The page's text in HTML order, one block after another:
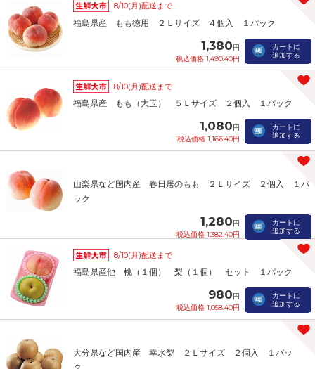
8/10(月)配送まで
福島県産 もも徳用 ２Ｌサイズ ４個入 １パック
1,380円
税込価格 1,490.40円
カートに
追加する
8/10(月)配送まで
福島県産 もも（大玉） ５Ｌサイズ ２個入 １パック
1,080円
税込価格 1,166.40円
カートに
追加する
山梨県など国内産 春日居のもも ２Ｌサイズ ２個入 １パ
ック
1,280円
税込価格 1,382.40円
カートに
追加する
8/10(月)配送まで
福島県産他 桃（１個） 梨（１個） セット １パック
980円
税込価格 1,058.40円
カートに
追加する
大分県など国内産 幸水梨 ２Ｌサイズ ２個入 １パッ